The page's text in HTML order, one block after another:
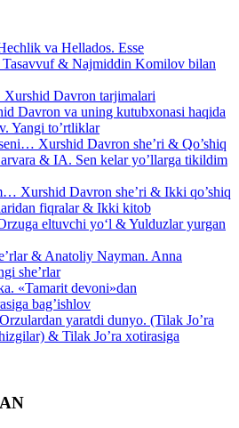
va Hellados. Esse
& Najmiddin Komilov bilan
Xurshid Davron tarjimalari
Davron va uning kutubxonasi haqida
Yangi to’rtliklar
Xurshid Davron she’ri & Qo’shiq
& IA. Sen kelar yo’llarga tikildim
Xurshid Davron she’ri & Ikki qo’shiq
fiqralar & Ikki kitob
eltuvchi yo‘l & Yulduzlar yurgan
& Anatoliy Nayman. Anna
she’rlar
«Tamarit devoni»dan
bag’ishlov
yaratdi dunyo. (Tilak Jo’ra
& Tilak Jo’ra xotirasiga